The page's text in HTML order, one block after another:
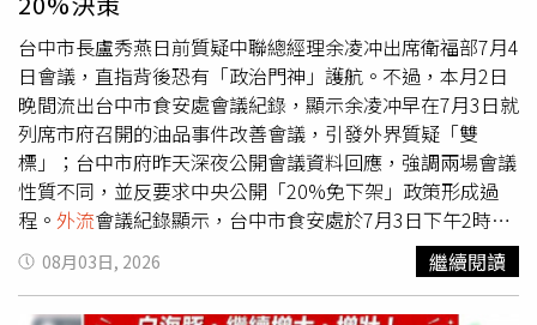
台中市長盧秀燕日前質疑中聯總經理余凌冲出席衛福部7月4
日會議，直指背後恐有「政治門神」護航。不過，本月2日
晚間流出台中市食安處會議紀錄，顯示余凌冲早在7月3日就
列席市府召開的油品事件改善會議，引發外界質疑「雙
標」；台中市府昨天深夜公開會議資料回應，強調兩場會議
性質不同，並反要求中央公開「20%免下架」政策形成過
程。 外流會議紀錄顯示，台中市食安處於7月3日下午2時30
分召開「115年油品事件原因分析及改善報告討論會議」，
由處長主持，邀集專家學者、中央食藥署代表及中聯油脂人
員共同與會；會中由中聯油脂總經理余凌冲率副課長、工程
08月03日, 2026 繼續閱讀